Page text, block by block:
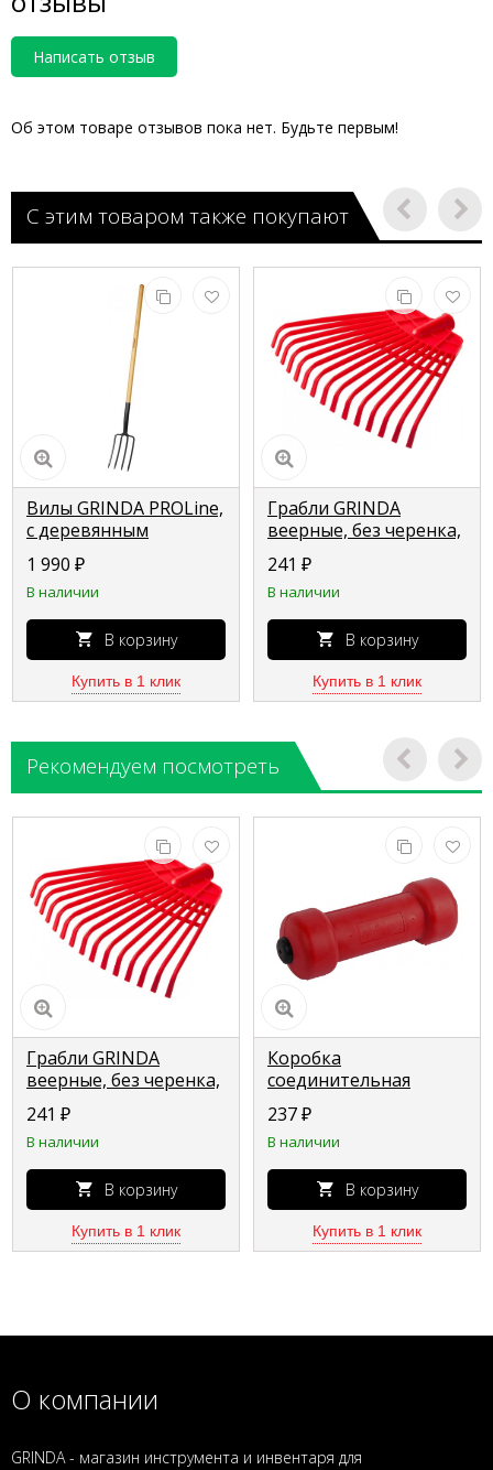
Написать отзыв
Об этом товаре отзывов пока нет. Будьте первым!
С этим товаром также покупают
Вилы GRINDA PROLine,
с деревянным
черенком,
280x180x1500 мм
39725
1 990 ₽
В наличии
В корзину
Купить в 1 клик
Грабли GRINDA
веерные, без черенка,
полиэтиленовые,
усиленные 421879
241 ₽
В наличии
В корзину
Купить в 1 клик
Рекомендуем посмотреть
Грабли GRINDA
веерные, без черенка,
полиэтиленовые,
усиленные 421879
241 ₽
В наличии
В корзину
Купить в 1 клик
Коробка
соединительная
GRINDA защитная,
большая 8-43672
237₽
В наличии
В корзину
Купить в 1 клик
О компании
GRINDA - магазин инструмента и инвентаря для